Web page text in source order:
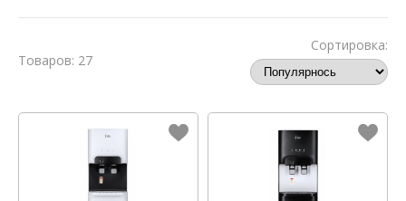
Товаров: 27
Сортировка: